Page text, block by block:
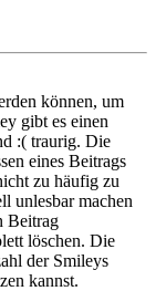
können, um
gibt es einen
:( traurig. Die
eines Beitrags
zu häufig zu
unlesbar machen
Beitrag
löschen. Die
der Smileys
kannst.